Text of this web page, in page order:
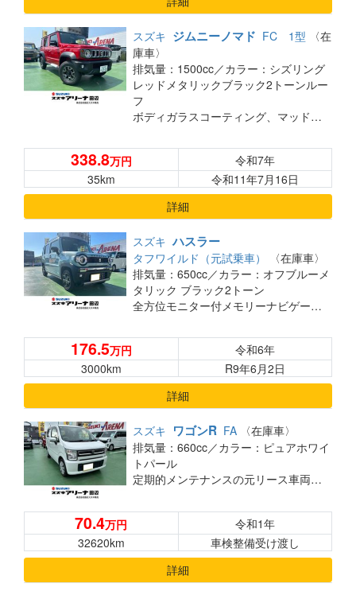
スズキ ジムニーノマド FC 1型
〈在
庫車〉
排気量：1500cc／カラー：シズリング
レッドメタリックブラック2トーンルー
フ
ボディガラスコーティング、マッドフラップセット装着済みのオススメ車両です◎
338.8万円
令和7年
35km
令和11年7月16日
詳細
スズキ ハスラー
タフワイルド（元試乗車）
〈在庫車〉
排気量：650cc／カラー：オフブルーメ
タリック ブラック2トーン
全方位モニター付メモリーナビゲーション・スズキコネクト対応通信装着車◎
176.5万円
令和6年
3000km
R9年6月2日
詳細
スズキ ワゴンR FA
〈在庫車〉
排気量：660cc／カラー：ピュアホワイ
トパール
定期的メンテナンスの元リース車両です
70.4万円
令和1年
32620km
車検整備受け渡し
詳細